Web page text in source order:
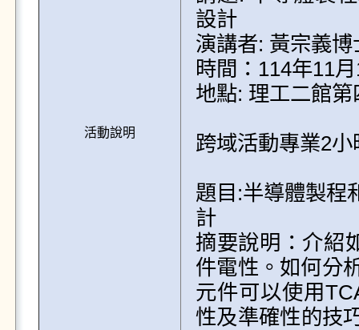
活動說明
設計
演講者: 黃宗義
時間：114年11
地點: 理工二館
跨域活動專業2
題目:半導體製程
計
摘要說明：介紹
件電性。如何分
元件可以使用
性及準確性的技